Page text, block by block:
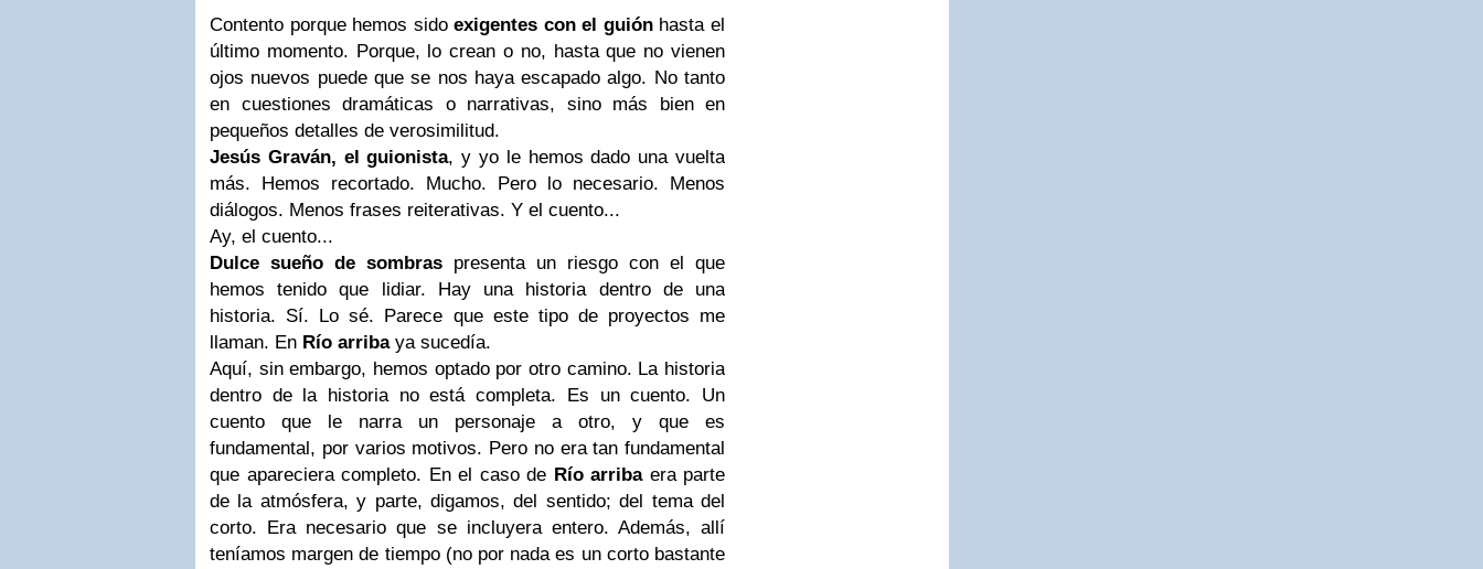
Contento porque hemos sidoexigentes con el guiónhasta el
último momento. Porque, lo crean o no, hasta que no vienen
ojos nuevos puede que se nos haya escapado algo. No tanto
en cuestiones dramáticas o narrativas, sino más bien en
pequeños detalles de verosimilitud.
Jesús Graván, el guionista, y yo le hemos dado una vuelta
más. Hemos recortado. Mucho. Pero lo necesario. Menos
diálogos. Menos frases reiterativas. Y el cuento...
Ay, el cuento...
Dulce sueño de sombras presenta un riesgo con el que
hemos tenido que lidiar. Hay una historia dentro de una
historia. Sí. Lo sé. Parece que este tipo de proyectos me
llaman. En Río arribaya sucedía.
Aquí, sin embargo, hemos optado por otro camino. La historia
dentro de la historia no está completa. Es un cuento. Un
cuento que le narra un personaje a otro, y que es
fundamental, por varios motivos. Pero no era tan fundamental
que apareciera completo. En el caso de Río arriba era parte
de la atmósfera, y parte, digamos, del sentido; del tema del
corto. Era necesario que se incluyera entero. Además, allí
teníamos margen de tiempo (no por nada es un corto bastante